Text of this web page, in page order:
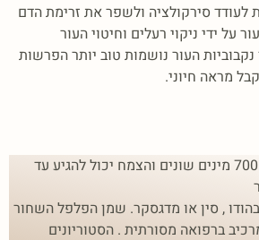
לעודד סירקולציה ולשפר את זרימת הדם
על ידי ניקוי רעלים וחיטוי העור
העור נושמות טוב יותר הפרשות
מראה חיוני.
לפלפל השחור כ 700 מינים שונים והצמח יכול להגיע עד
, סין או מדגסקר. שמן הפלפל השחור
ברפואה מסורתית . הסטוריונים